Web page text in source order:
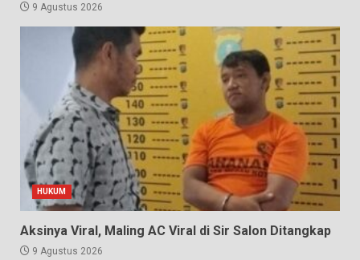
9 Agustus 2026
HUKUM
Aksinya Viral, Maling AC Viral di Sir Salon Ditangkap
9 Agustus 2026